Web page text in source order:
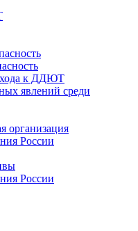
к ДДЮТ
явлений среди
организация
России
России